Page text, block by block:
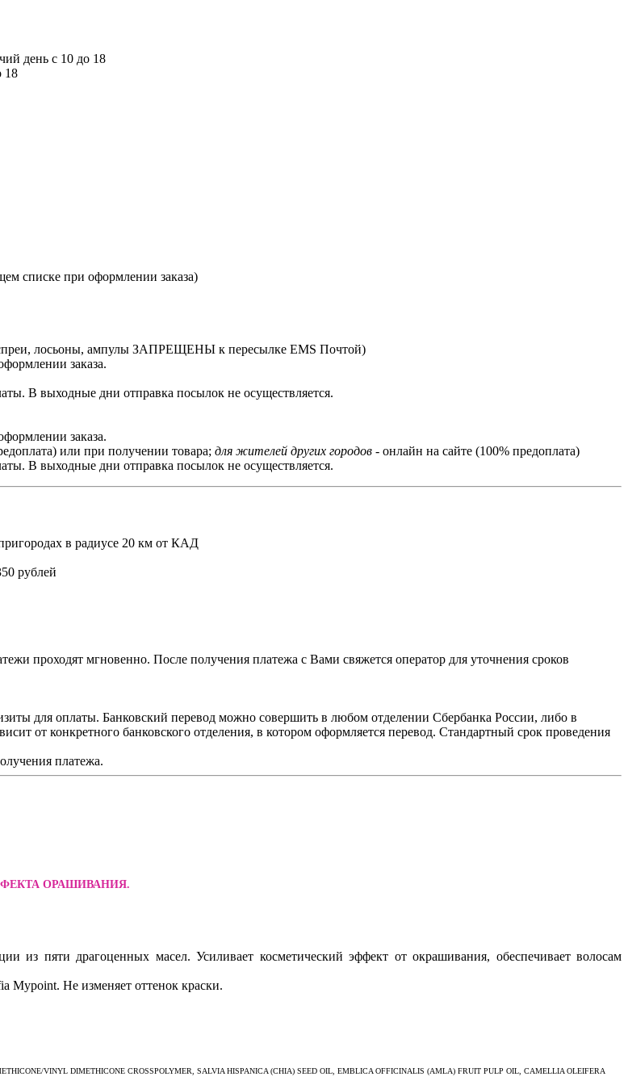
день с 10 до 18
18
списке при оформлении заказа)
спреи, лосьоны, ампулы ЗАПРЕЩЕНЫ к пересылке EMS Почтой)
заказа.
В выходные дни отправка посылок не осуществляется.
заказа.
или при получении товара; для жителей других городов - онлайн на сайте (100% предоплата)
В выходные дни отправка посылок не осуществляется.
в радиусе 20 км от КАД
рублей
проходят мгновенно. После получения платежа с Вами свяжется оператор для уточнения сроков
для оплаты. Банковский перевод можно совершить в любом отделении Сбербанка России, либо в
от конкретного банковского отделения, в котором оформляется перевод. Стандартный срок проведения
платежа.
ОРАШИВАНИЯ.
пяти драгоценных масел. Усиливает косметический эффект от окрашивания, обеспечивает волосам
Mypoint. Не изменяет оттенок краски.
VINYL DIMETHICONE CROSSPOLYMER, SALVIA HISPANICA (CHIA) SEED OIL, EMBLICA OFFICINALIS (AMLA) FRUIT PULP OIL, CAMELLIA OLEIFERA